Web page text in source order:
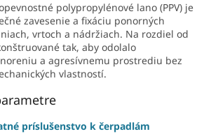
polypropylénové lano (PPV) je
zavesenie a fixáciu ponorných
vrtoch a nádržiach. Na rozdiel od
tak, aby odolalo
a agresívnemu prostrediu bez
vlastností.
príslušenstvo k čerpadlám